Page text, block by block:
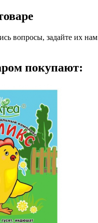
вопросы, задайте их нам
покупают: